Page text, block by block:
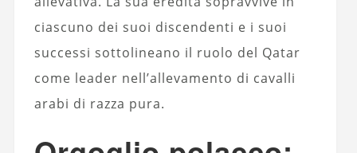
ciascuno dei suoi discendenti e i suoi
successi sottolineano il ruolo del Qatar
come leader nell’allevamento di cavalli
arabi di razza pura.